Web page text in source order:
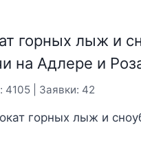
горных лыж и
на Адлере и
4105 | Заявки: 42
горных лыж и